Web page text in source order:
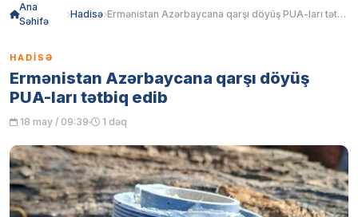
Ana
Səhifə
Hadisə Ermənistan Azərbaycana qarşı döyüş PUA-ları tətbiq edib
HADISƏ
Ermənistan Azərbaycana qarşı döyüş
PUA-ları tətbiq edib
18 may / 09:39 1 dəq